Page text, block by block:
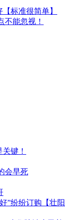
标准很简单】
不能忽视！
键！
会早死
”纷纷订购【壮